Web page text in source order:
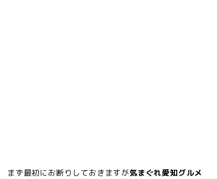
まず最初にお断りしておきますが気まぐれ愛知グルメ